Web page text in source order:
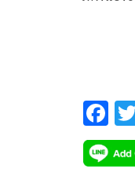
นันท์ อักษ
หลั่งไหล
F
ac
e